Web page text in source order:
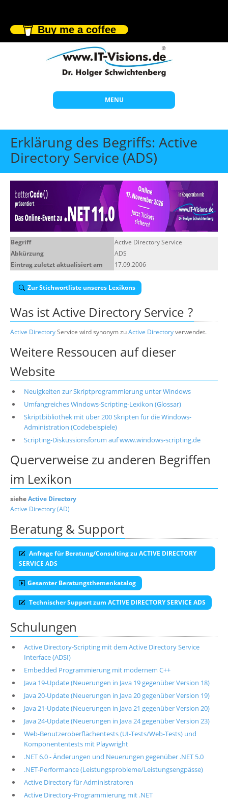
Buy me a coffee
MENU
Start
Themen
Beratung
Individuelle Schulungen
Offene Seminare
Wissen
Erklärung des Begriffs: Active
Directory Service (ADS)
Begriff
Active Directory Service
Abkürzung
ADS
Eintrag zuletzt aktualisiert am
17.09.2006
Zur Stichwortliste unseres Lexikons
Was istActive Directory Service ?
Active DirectoryService wird synonym zuActive Directoryverwendet.
Weitere Ressoucen auf dieser
Website
Neuigkeiten zur Skriptprogrammierung unter Windows
Umfangreiches Windows-Scripting-Lexikon (Glossar)
Skriptbibliothek mit über 200 Skripten für die Windows-
Administration (Codebeispiele)
Scripting-Diskussionsforum auf www.windows-scripting.de
Querverweise zu anderen Begriffen
im Lexikon
sieheActive Directory
Active Directory (AD)
Beratung & Support
Anfrage für Beratung/Consulting zu ACTIVE DIRECTORY
SERVICE ADS
Gesamter Beratungsthemenkatalog
Technischer Support zum ACTIVE DIRECTORY SERVICE ADS
Schulungen
Active Directory-Scripting mit dem Active Directory Service
Interface (ADSI)
Embedded Programmierung mit modernem C++
Java 19-Update (Neuerungen in Java 19 gegenüber Version 18)
Java 20-Update (Neuerungen in Java 20 gegenüber Version 19)
Java 21-Update (Neuerungen in Java 21 gegenüber Version 20)
Java 24-Update (Neuerungen in Java 24 gegenüber Version 23)
Web-Benutzeroberflächentests (UI-Tests/Web-Tests) und
Komponententests mit Playwright
.NET 6.0 - Änderungen und Neuerungen gegenüber .NET 5.0
.NET-Performance (Leistungsprobleme/Leistungsengpässe)
Active Directory für Administratoren
Active Directory-Programmierung mit .NET